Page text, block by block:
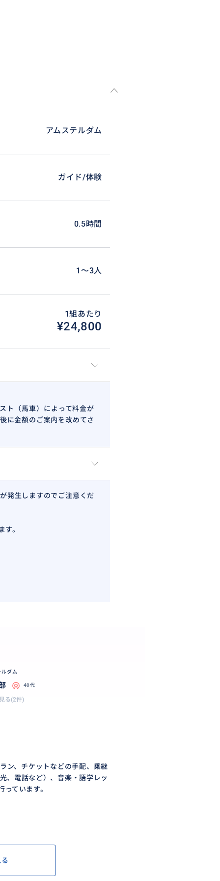
アムステルダム
ガイド/体験
0.5時間
1〜3人
1組あたり
¥24,800
ト（馬車）によって料金が
に金額のご案内を改めてさ
発生しますのでご注意くだ
す。
ルダム
40代
る(2件)
ン、チケットなどの手配、乗継
、電話など）、音楽・語学レッ
ています。